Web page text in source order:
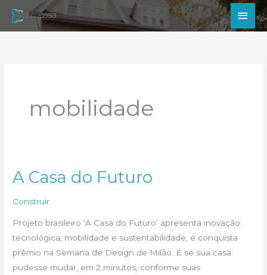
para
mobilidade
A Casa do Futuro
Construir
Projeto brasileiro ‘A Casa do Futuro’ apresenta inovação
tecnológica, mobilidade e sustentabilidade, e conquista
prêmio na Semana de Design de Milão. E se sua casa
pudesse mudar, em 2 minutos, conforme suas